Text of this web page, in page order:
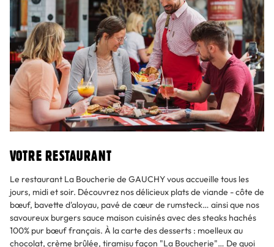
VOTRE RESTAURANT
Le restaurant La Boucherie de GAUCHY vous accueille tous les
jours, midi et soir. Découvrez nos délicieux plats de viande - côte de
bœuf, bavette d'aloyau, pavé de cœur de rumsteck… ainsi que nos
savoureux burgers sauce maison cuisinés avec des steaks hachés
100% pur bœuf français. À la carte des desserts : moelleux au
chocolat, crème brûlée, tiramisu façon "La Boucherie"… De quoi